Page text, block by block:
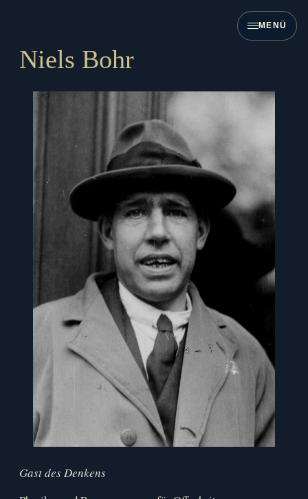
MENÜ
springenNiels Bohr
Gast des Denkens